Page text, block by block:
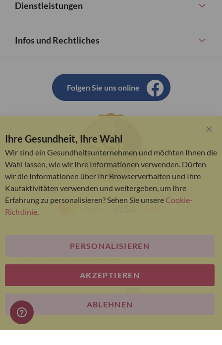
Dienstleistungen
Infos und Rechtliches
Folgen Sie uns online
© Bariatric Advantage® ist eine Marke der Metagenics
Group. Alle Rechte vorbehalten.
E-commerce
Bar
Ihre Gesundheit, Ihre Wahl
Wir sind ein Gesundheitsunternehmen und möchten Ihnen die
Wahl lassen, wie wir Ihre Informationen verwenden. Dürfen
wir die Informationen über Ihr Browserverhalten und Ihre
Kaufaktivitäten verwenden und weitergeben, um Ihre
Erfahrung zu personalisieren? Sehen Sie unsereCookie-
Richtlinie.
AKZEPTIEREN
PERSONALISIEREN
ABLEHNEN